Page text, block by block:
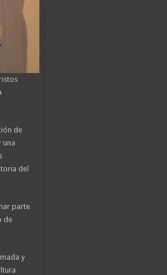
de
una
del
parte
de
y